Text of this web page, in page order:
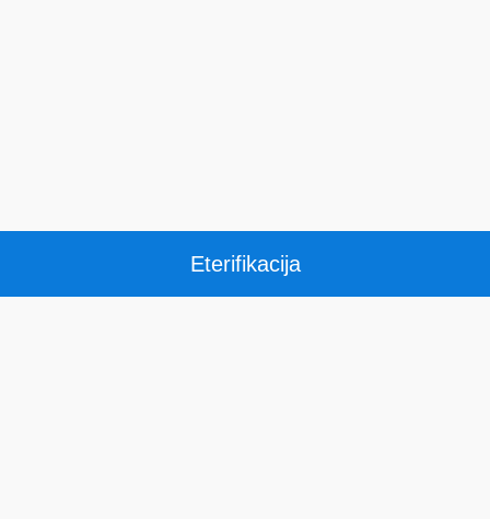
Eterifikacija